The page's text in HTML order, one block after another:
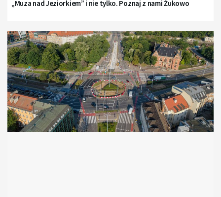
„Muza nad Jeziorkiem” i nie tylko. Poznaj z nami Żukowo